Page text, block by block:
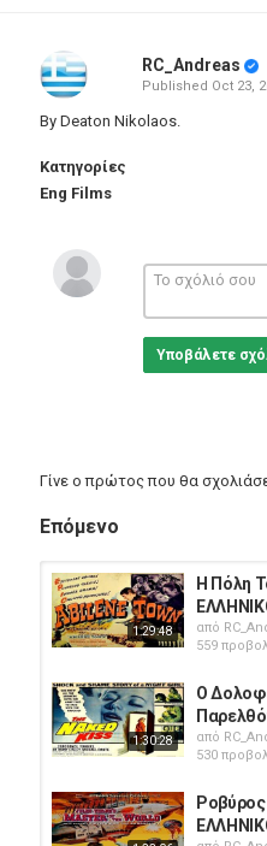
RC_Andreas
Published Oct 23,
By Deaton Nikolaos.
Κατηγορίες
Eng Films
Υποβάλετε
Γίνε ο πρώτος που θα
Επόμενο
1:29:48
Η Πόλη
από
559
1:30:28
Ο
από
530